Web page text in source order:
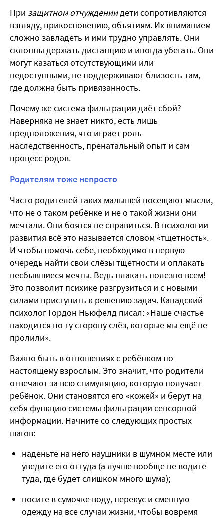
При защитном отчуждениидети сопротивляются
взгляду, прикосновению, объятиям. Их вниманием
сложно завладеть и ими трудно управлять. Они
склонны держать дистанцию и иногда убегать. Они
могут казаться отсутствующими или
недоступными, не поддерживают близость там,
где должна быть привязанность.
Почему же система фильтрации даёт сбой?
Наверняка не знает никто, есть лишь
предположения, что играет роль
наследственность, пренатальный опыт и сам
процесс родов.
Родителям тоже непросто
Часто родителей таких малышей посещают мысли,
что не о таком ребёнке и не о такой жизни они
мечтали. Они боятся не справиться. В психологии
развития всё это называется словом «тщетность».
И чтобы помочь себе, необходимо в первую
очередь найти свои слёзы тщетности и оплакать
несбывшиеся мечты. Ведь плакать полезно всем!
Это позволит психике разгрузиться и с новыми
силами приступить к решению задач. Канадский
психолог Гордон Ньюфелд писал: «Наше счастье
находится по ту сторону слёз, которые мы ещё не
пролили».
Важно быть в отношениях с ребёнком по-
настоящему взрослым. Это значит, что родители
отвечают за всю стимуляцию, которую получает
ребёнок. Они становятся его «кожей» и берут на
себя функцию системы фильтрации сенсорной
информации. Начните со следующих простых
шагов:
наденьте на него наушники в шумном месте или
уведите его оттуда (а лучше вообще не водите
туда, где будет слишком много шума);
носите в сумочке воду, перекус и сменную
одежду на все случаи жизни, чтобы вовремя